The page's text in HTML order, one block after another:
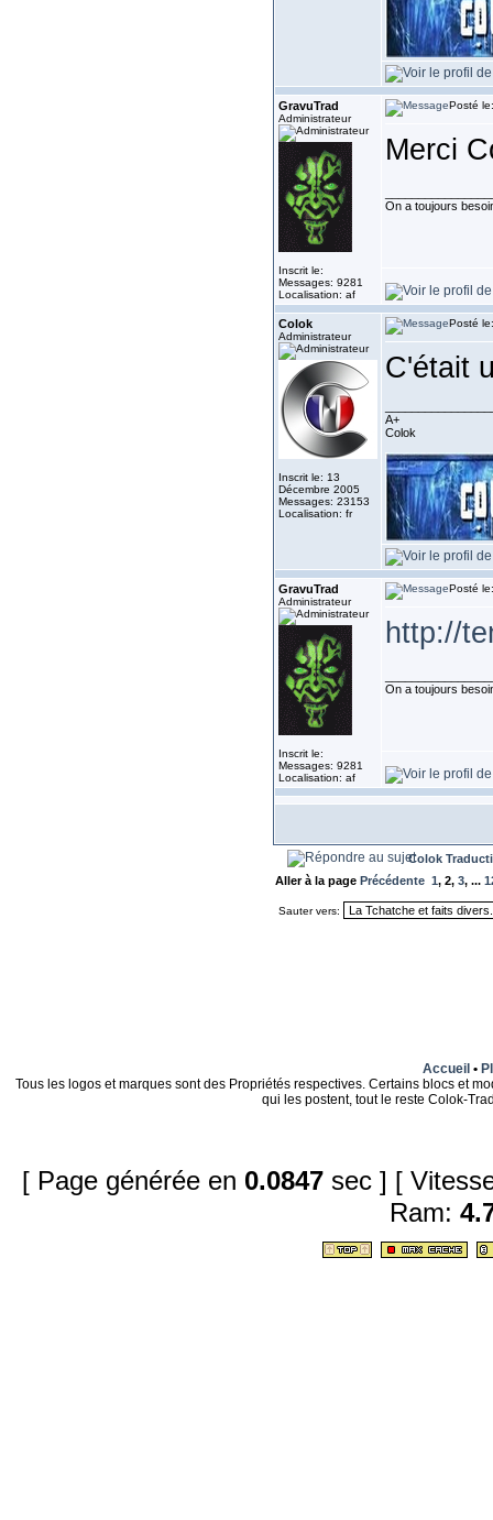
GravuTrad
Administrateur
Inscrit le:
Messages: 9281
Localisation: af
Posté
Merci
On a toujours
Colok
Administrateur
Inscrit le: 13
Décembre 2005
Messages: 23153
Localisation: fr
Posté
C'était
A+
Colok
GravuTrad
Administrateur
Inscrit le:
Messages: 9281
Localisation: af
Posté
http://
On a toujours
Colok
Aller à la page Précédente 1, 2, 3, ...
Sauter vers:
Accueil •
Tous les logos et marques sont des Propriétés respectives. Certains blocs et
qui les postent, tout le reste Colok-
[ Page générée en 0.0847 sec ] [
Ram: